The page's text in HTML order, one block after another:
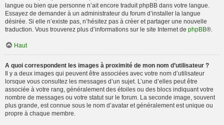
langue ou bien que personne n’ait encore traduit phpBB dans votre langue.
Essayez de demander à un administrateur du forum d’installer la langue
désirée. Si elle n’existe pas, n’hésitez pas à créer et partager une nouvelle
traduction. Vous trouverez plus d’informations sur le site Internet de phpBB®.
Haut
A quoi correspondent les images à proximité de mon nom d’utilisateur ?
Il y a deux images qui peuvent être associées avec votre nom d’utilisateur
lorsque vous consultez les messages d’un sujet. L’une d’elles peut être
associée à votre rang, généralement des étoiles ou des blocs indiquant votre
nombre de messages ou votre statut sur le forum. La seconde image, souvent
plus grande, est connue sous le nom d’avatar et généralement est unique ou
propre à chaque membre.